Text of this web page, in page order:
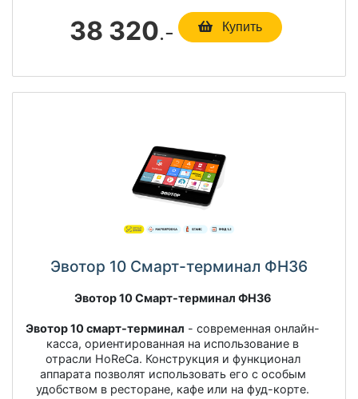
38 320.- Купить
Эвотор 10 Смарт-терминал ФН36
Эвотор 10 Смарт-терминал ФН36
Эвотор 10 смарт-терминал - современная онлайн-
касса, ориентированная на использование в
отрасли HoReCа. Конструкция и функционал
аппарата позволят использовать его с особым
удобством в ресторане, кафе или на фуд-корте.